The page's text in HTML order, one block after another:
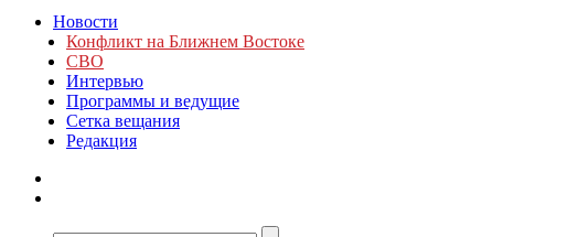
Новости
Конфликт на Ближнем Востоке
СВО
Интервью
Программы и ведущие
Сетка вещания
Редакция